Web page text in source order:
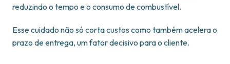
reduzindo o tempo e o consumo de combustível.
Esse cuidado não só corta custos como também acelera o
prazo de entrega, um fator decisivo para o cliente.